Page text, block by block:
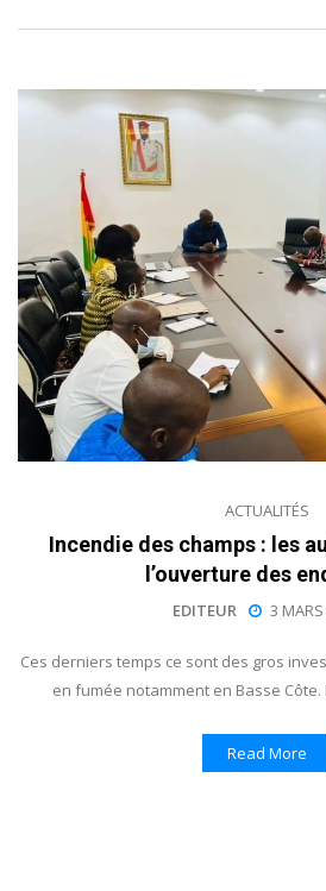
ACTUALITÉS
Incendie des champs : les
l’ouverture des
EDITEUR 3
Ces derniers temps ce sont des gros
en fumée notamment en Basse
Read More